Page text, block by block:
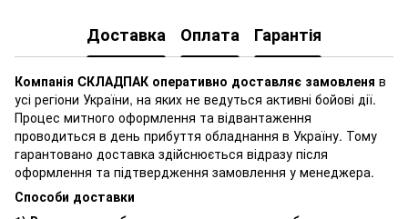
Доставка Оплата Гарантія
Компанія CКЛАДПАК оперативно доставляє замовленя в
усі регіони України, на яких не ведуться активні бойові дії.
Процес митного оформлення та відвантаження
проводиться в день прибуття обладнання в Україну. Тому
гарантовано доставка здійснюється відразу після
оформлення та підтвердження замовлення у менеджера.
Способи доставки